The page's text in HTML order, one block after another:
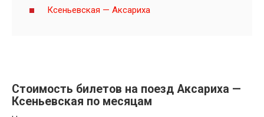
Ксеньевская — Аксариха
Стоимость билетов на поезд Аксариха —
Ксеньевская по месяцам